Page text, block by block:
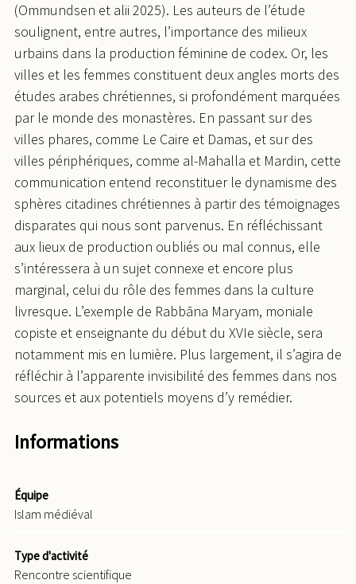
(Ommundsen et alii 2025). Les auteurs de l’étude
soulignent, entre autres, l’importance des milieux
urbains dans la production féminine de codex. Or, les
villes et les femmes constituent deux angles morts des
études arabes chrétiennes, si profondément marquées
par le monde des monastères. En passant sur des
villes phares, comme Le Caire et Damas, et sur des
villes périphériques, comme al-Mahalla et Mardin, cette
communication entend reconstituer le dynamisme des
sphères citadines chrétiennes à partir des témoignages
disparates qui nous sont parvenus. En réfléchissant
aux lieux de production oubliés ou mal connus, elle
s’intéressera à un sujet connexe et encore plus
marginal, celui du rôle des femmes dans la culture
livresque. L’exemple de Rabbāna Maryam, moniale
copiste et enseignante du début du XVIe siècle, sera
notamment mis en lumière. Plus largement, il s’agira de
réfléchir à l’apparente invisibilité des femmes dans nos
sources et aux potentiels moyens d’y remédier.
Informations
Équipe
Islam médiéval
Type d'activité
Rencontre scientifique